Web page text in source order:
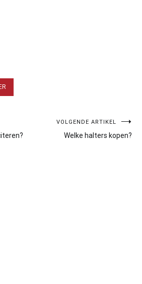
VOLGENDE ARTIKEL
Welke halters kopen?